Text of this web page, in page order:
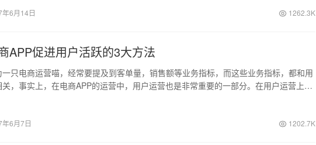
6月14日 1262.3K
APP促进用户活跃的3大方法
一只电商运营喵，经常要提及到客单量，销售额等业务指标，而这些业务指标，都和用
关，事实上，在电商APP的运营中，用户运营也是非常重要的一部分。在用户运营上，
6月7日 1202.7K